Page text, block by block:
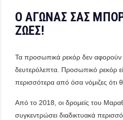
Ο ΑΓΩΝΑΣ ΣΑΣ
ΖΩΕΣ!
Τα προσωπικά ρεκόρ δεν αφορούν
δευτερόλεπτα. Προσωπικό ρεκόρ
περισσότερα από όσα νόμιζες ότι
Από το 2018, οι δρομείς του
συγκεντρώσει διαδικτυακά